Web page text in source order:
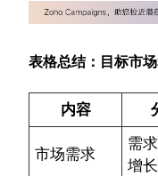
表格总结：目标市
内容
市场需求
需
增长